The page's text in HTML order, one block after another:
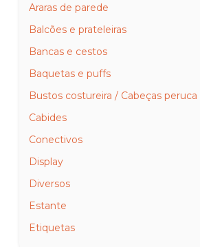
Araras de parede
Balcões e prateleiras
Bancas e cestos
Baquetas e puffs
Bustos costureira / Cabeças
Cabides
Conectivos
Display
Diversos
Estante
Etiquetas